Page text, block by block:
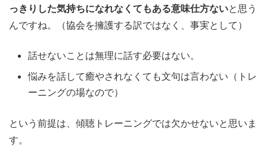
っきりした気持ちになれなくてもある意味仕方ないと思う
んですね。（協会を擁護する訳ではなく、事実として）
話せないことは無理に話す必要はない。
悩みを話して癒やされなくても文句は言わない（トレ
ーニングの場なので）
という前提は、傾聴トレーニングでは欠かせないと思いま
す。